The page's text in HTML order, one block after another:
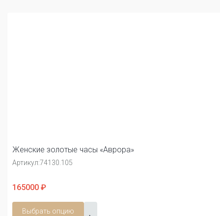
Женские золотые часы «Аврора»
Артикул:74130.105
165000 ₽
Выбрать опцию